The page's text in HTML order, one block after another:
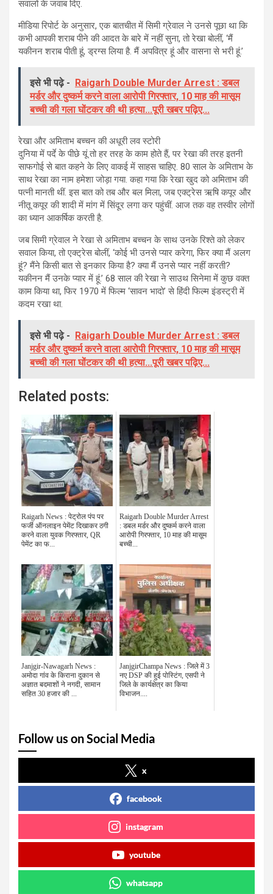
सवालों के जवाब दिए.
मीडिया रिपोर्ट के अनुसार, एक बातचीत में सिमी ग्रेवाल ने उनसे पूछा था कि
कभी आपकी शराब पीने की आदत के बारे में नहीं सुना, तो रेखा बोलीं, ‘मैं
यकीनन शराब पीती हूं, ड्रग्स लिया है. मैं अपवित्र हूं और वासना से भरी हूं.’
इसे भी पढ़े -
Raigarh Double Murder Arrest : डबल
मर्डर और दुष्कर्म करने वाला आरोपी गिरफ्तार, 10 माह की मासूम
बच्ची की गला घोंटकर की थी हत्या...पूरी खबर पढ़िए...
रेखा और अमिताभ बच्चन की अधूरी लव स्टोरी
दुनिया में पर्दे के पीछे यूं तो हर तरह के काम होते हैं, पर रेखा की तरह इतनी
साफगोई से बात कहने के लिए वाकई में साहस चाहिए. 80 साल के अमिताभ के
साथ रेखा का नाम हमेशा जोड़ा गया. कहा गया कि रेखा खुद को अमिताभ की
पत्नी मानती थीं. इस बात को तब और बल मिला, जब एक्ट्रेस ऋषि कपूर और
नीतू कपूर की शादी में मांग में सिंदूर लगा कर पहुंचीं. आज तक वह तस्वीर लोगों
का ध्यान आकर्षिक करती है.
जब सिमी ग्रेवाल ने रेखा से अमिताभ बच्चन के साथ उनके रिश्ते को लेकर
सवाल किया, तो एक्ट्रेस बोलीं, ‘कोई भी उनसे प्यार करेगा, फिर क्या मैं अलग
हूं? मैंने किसी बात से इनकार किया है? क्या मैं उनसे प्यार नहीं करती?
यकीनन मैं उनके प्यार में हूं.’ 68 साल की रेखा ने साउथ सिनेमा में कुछ वक्त
काम किया था, फिर 1970 में फिल्म ‘सावन भादो’ से हिंदी फिल्म इंडस्ट्री में
कदम रखा था.
इसे भी पढ़े -
Raigarh Double Murder Arrest : डबल
मर्डर और दुष्कर्म करने वाला आरोपी गिरफ्तार, 10 माह की मासूम
बच्ची की गला घोंटकर की थी हत्या...पूरी खबर पढ़िए...
Related posts:
Raigarh News : पेट्रोल पंप पर
फर्जी ऑनलाइन पेमेंट दिखाकर ठगी
करने वाला युवक गिरफ्तार, QR
पेमेंट का फ...
Raigarh Double Murder Arrest
: डबल मर्डर और दुष्कर्म करने वाला
आरोपी गिरफ्तार, 10 माह की मासूम
बच्ची...
Janjgir-Nawagarh News :
अमोदा गांव के किराना दुकान से
अज्ञात बदमाशों ने नगदी, सामान
सहित 30 हजार की ...
JanjgirChampa News : जिले में 3
नए DSP की हुई पोस्टिंग, एसपी ने
जिले के कार्यक्षेत्र का किया
विभाजन....
Follow us on Social Media
x
facebook
instagram
youtube
whatsapp